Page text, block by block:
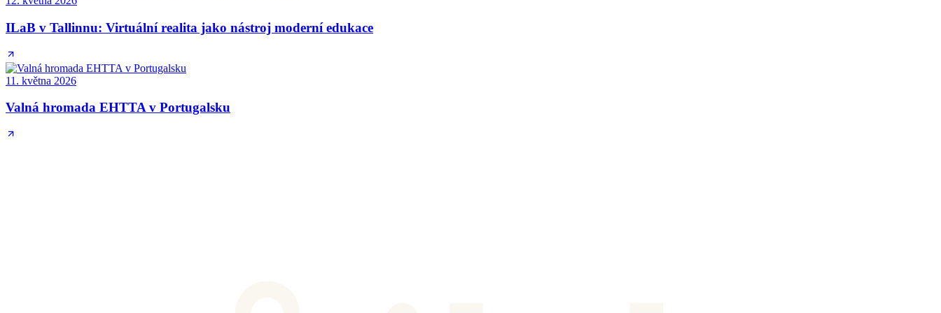
ILaB v Tallinnu: Virtuální realita jako nástroj moderní edukace
11. května 2026
Valná hromada EHTTA v Portugalsku